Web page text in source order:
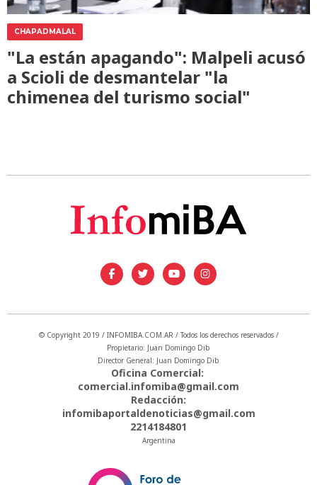
CHAPADMALAL
"La están apagando": Malpeli acusó
a Scioli de desmantelar "la
chimenea del turismo social"
© Copyright 2019 / INFOMIBA.COM.AR / Todos los derechos reservados /
Propietario: Juan Domingo Dib
Director General: Juan Domingo Dib
Oficina Comercial:
comercial.infomiba@gmail.com
Redacción:
infomibaportaldenoticias@gmail.com
2214184801
Argentina